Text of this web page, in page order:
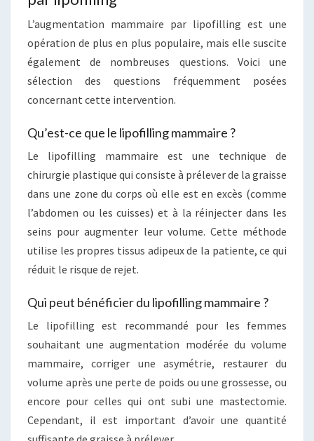
L’augmentation mammaire par lipofilling est une
opération de plus en plus populaire, mais elle suscite
également de nombreuses questions. Voici une
sélection des questions fréquemment posées
concernant cette intervention.
Qu’est-ce que le lipofilling mammaire ?
Le lipofilling mammaire est une technique de
chirurgie plastique qui consiste à prélever de la graisse
dans une zone du corps où elle est en excès (comme
l’abdomen ou les cuisses) et à la réinjecter dans les
seins pour augmenter leur volume. Cette méthode
utilise les propres tissus adipeux de la patiente, ce qui
réduit le risque de rejet.
Qui peut bénéficier du lipofilling mammaire ?
Le lipofilling est recommandé pour les femmes
souhaitant une augmentation modérée du volume
mammaire, corriger une asymétrie, restaurer du
volume après une perte de poids ou une grossesse, ou
encore pour celles qui ont subi une mastectomie.
Cependant, il est important d’avoir une quantité